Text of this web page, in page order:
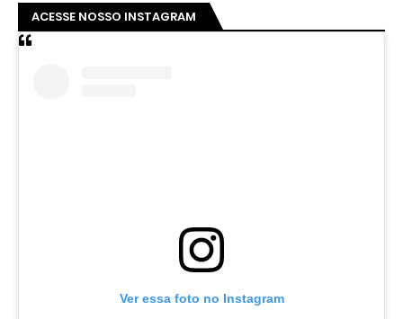
ACESSE NOSSO INSTAGRAM
Ver essa foto no Instagram